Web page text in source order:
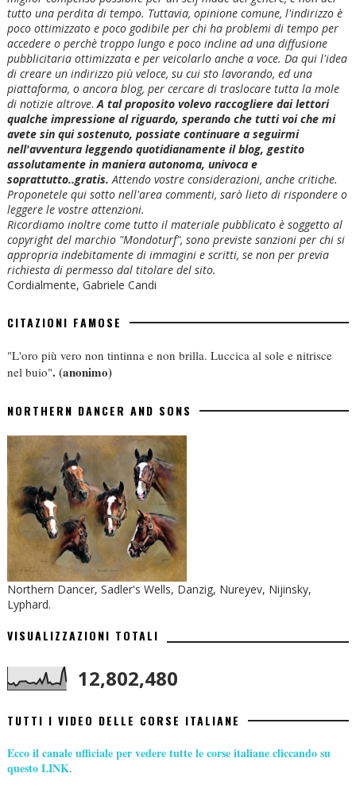
tutto una perdita di tempo. Tuttavia, opinione comune, l'indirizzo è
poco ottimizzato e poco godibile per chi ha problemi di tempo per
accedere o perchè troppo lungo e poco incline ad una diffusione
pubblicitaria ottimizzata e per veicolarlo anche a voce. Da qui l'idea
di creare un indirizzo più veloce, su cui sto lavorando, ed una
piattaforma, o ancora blog, per cercare di traslocare tutta la mole
di notizie altrove. A tal proposito volevo raccogliere dai lettori
qualche impressione al riguardo, sperando che tutti voi che mi
avete sin qui sostenuto, possiate continuare a seguirmi
nell'avventura leggendo quotidianamente il blog, gestito
assolutamente in maniera autonoma, univoca e
soprattutto..gratis. Attendo vostre considerazioni, anche critiche.
Proponetele qui sotto nell'area commenti, sarò lieto di rispondere o
leggere le vostre attenzioni.
Ricordiamo inoltre come tutto il materiale pubblicato è soggetto al
copyright del marchio "Mondoturf", sono previste sanzioni per chi si
appropria indebitamente di immagini e scritti, se non per previa
richiesta di permesso dal titolare del sito.
Cordialmente, Gabriele Candi
CITAZIONI FAMOSE
"L'oro più vero non tintinna e non brilla. Luccica al sole e nitrisce
nel buio". (anonimo)
NORTHERN DANCER AND SONS
Northern Dancer, Sadler's Wells, Danzig, Nureyev, Nijinsky,
Lyphard.
VISUALIZZAZIONI TOTALI
12,802,480
TUTTI I VIDEO DELLE CORSE ITALIANE
Ecco il canale ufficiale per vedere tutte le corse italiane cliccando su
questo LINK.